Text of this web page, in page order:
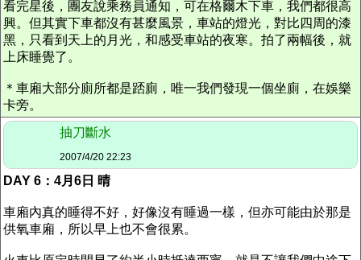
看完星後，團友說乘務員通知，可在格爾木下車，我們都很高
興。但其實下車都沒有甚麼風景，車站的燈光，對比四周的漆
黑，只看到天上的月光，和感受車站的夜寒。拍了兩幅後，就
上床睡覺了。
＊車廂大部分廁所都是踎廁，唯一我們發現一個坐廁，在娛樂
卡旁。
抽刀斷水
2007/4/20 22:23
DAY 6：4月6日 晴
車廂內真的睡得不好，好像沒有睡過一樣，但亦可能由於那是
供氧車廂，所以早上也不會很累。